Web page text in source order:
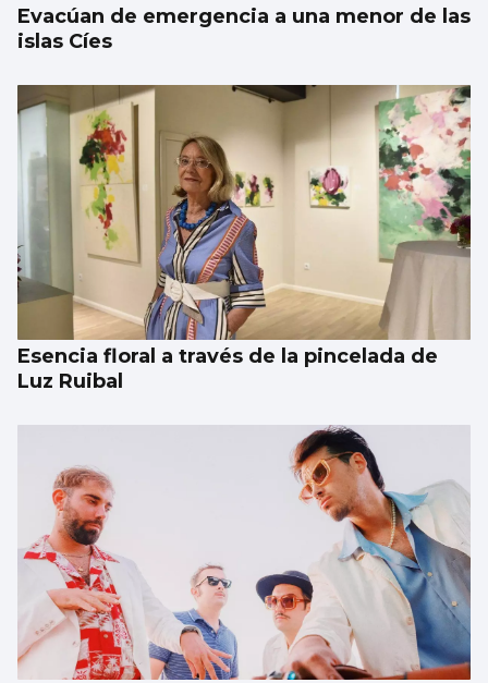
Evacúan de emergencia a una menor de las
islas Cíes
Esencia floral a través de la pincelada de
Luz Ruibal